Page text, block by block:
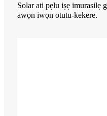
Solar ati pẹlu iṣẹ imurasilẹ
awọn iwọn otutu-kekere.